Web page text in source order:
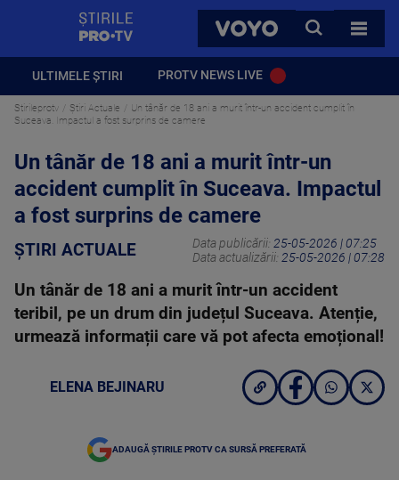
VOYO
CAUTA
TOATE
ULTIMELE ȘTIRI PROTV NEWS LIVE
Stirileprotv Știri Actuale
Un tânăr de 18 ani a murit într-un accident cumplit în
Suceava. Impactul a fost surprins de camere
Un tânăr de 18 ani a murit într-un
accident cumplit în Suceava. Impactul
a fost surprins de camere
ȘTIRI ACTUALE Data publicării: 25-05-2026 | 07:25
Data actualizării: 25-05-2026 | 07:28
Un tânăr de 18 ani a murit într-un accident
teribil, pe un drum din județul Suceava. Atenție,
urmează informații care vă pot afecta emoțional!
ELENA BEJINARU
ADAUGĂ ȘTIRILE PROTV CA SURSĂ PREFERATĂ